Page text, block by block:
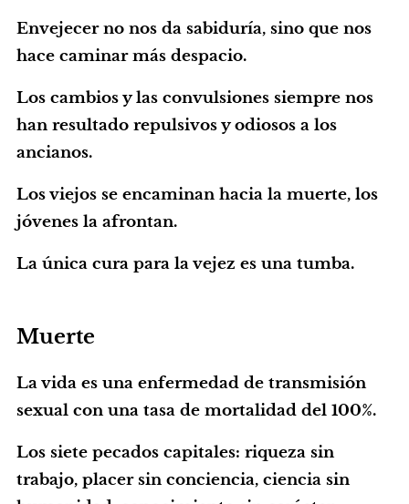
Envejecer no nos da sabiduría, sino que nos
hace caminar más despacio.
Los cambios y las convulsiones siempre nos
han resultado repulsivos y odiosos a los
ancianos.
Los viejos se encaminan hacia la muerte, los
jóvenes la afrontan.
La única cura para la vejez es una tumba.
Muerte
La vida es una enfermedad de transmisión
sexual con una tasa de mortalidad del 100%.
Los siete pecados capitales: riqueza sin
trabajo, placer sin conciencia, ciencia sin